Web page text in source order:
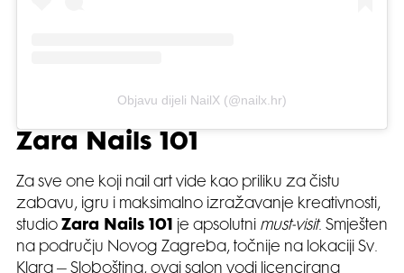
Objavu dijeli NailX (@nailx.hr)
Zara Nails 101
Za sve one koji nail art vide kao priliku za čistu
zabavu, igru i maksimalno izražavanje kreativnosti,
studio Zara Nails 101 je apsolutni must-visit. Smješten
na području Novog Zagreba, točnije na lokaciji Sv.
Klara – Sloboština, ovaj salon vodi licencirana